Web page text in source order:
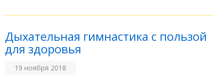
Дыхательная гимнастика с пользой
для здоровья
19 ноября 2018